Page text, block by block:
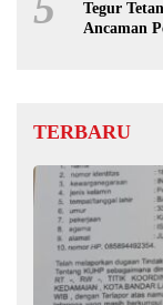
Tegur
Ancaman
TERBARU